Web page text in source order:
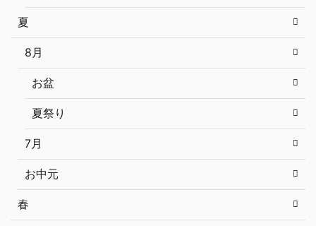
夏
8月
お盆
夏祭り
7月
お中元
春